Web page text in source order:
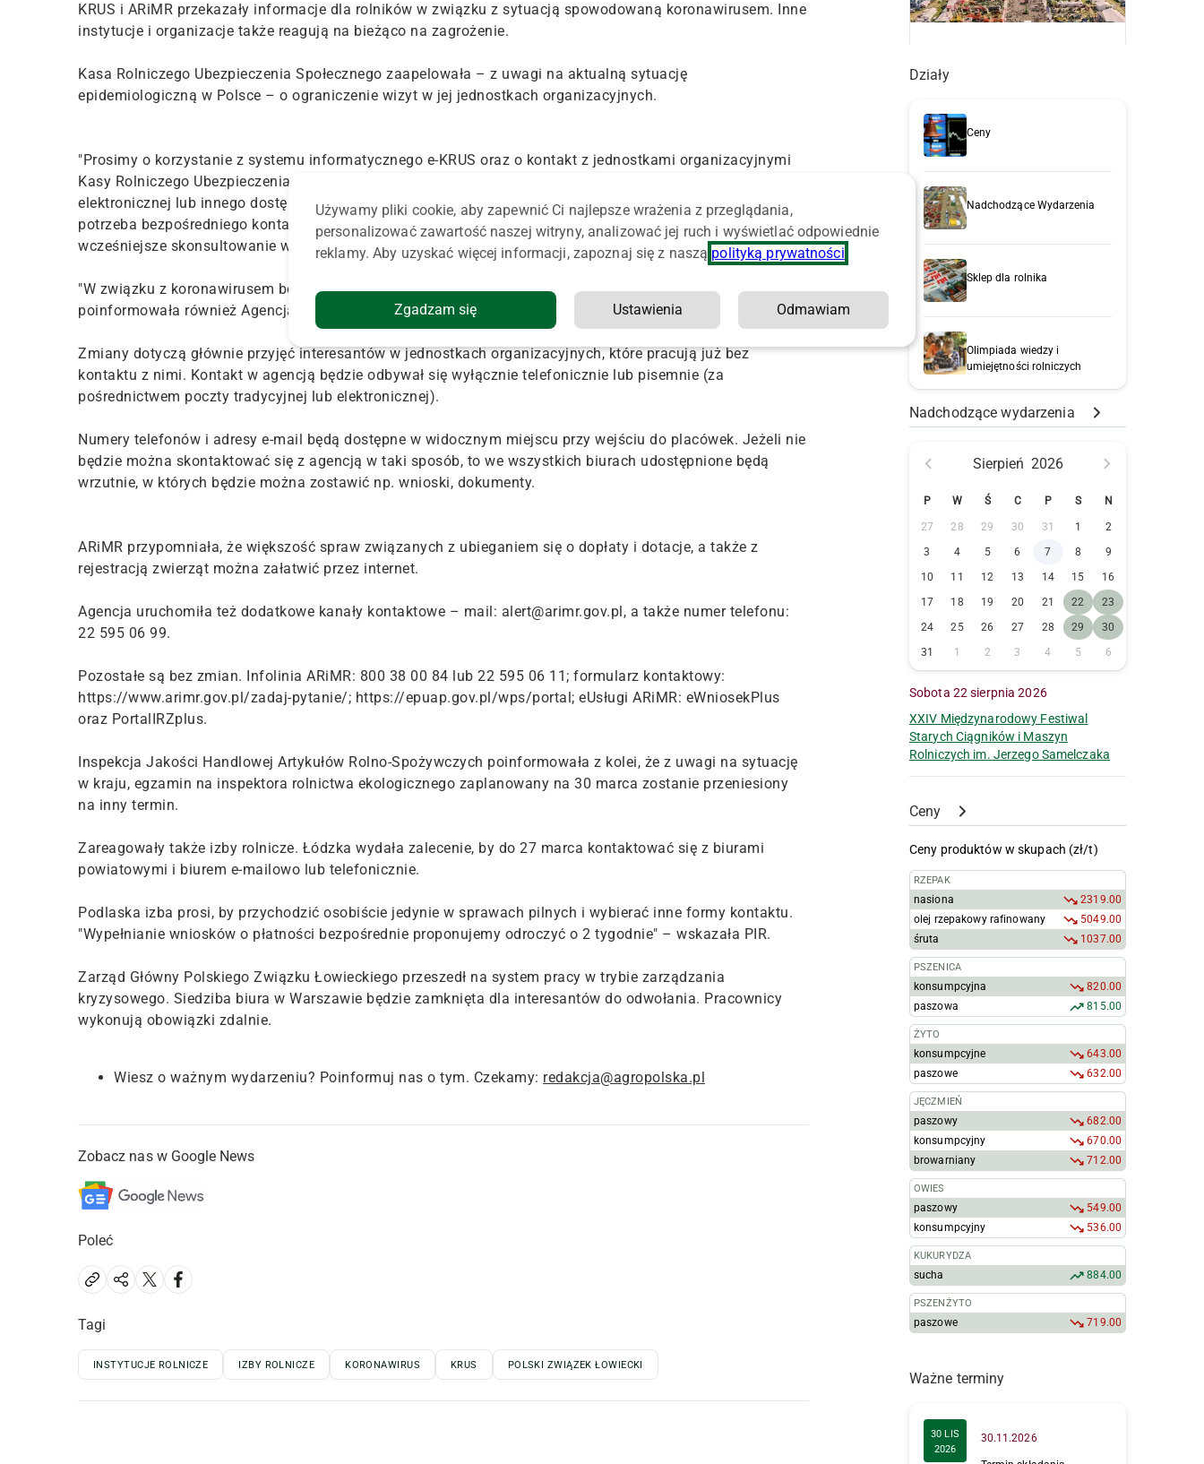
KRUS i ARiMR przekazały informacje dla rolników w związku z sytuacją spowodowaną koronawirusem. Inne
instytucje i organizacje także reagują na bieżąco na zagrożenie.
Kasa Rolniczego Ubezpieczenia Społecznego zaapelowała – z uwagi na aktualną sytuację
epidemiologiczną w Polsce – o ograniczenie wizyt w jej jednostkach organizacyjnych.
"Prosimy o korzystanie z systemu informatycznego e-KRUS oraz o kontakt z jednostkami organizacyjnymi
Kasy Rolniczego Ubezpieczenia Społecznego poprzez profil zaufany e-PUAP, za pomocą telefonu, poczty
elektronicznej lub innego dostępnego kanału komunikacji na odległość. Jeżeli zaistnieje, zdaniem Państwa,
potrzeba bezpośredniego kontaktu z pracownikami jednostek terenowych KRUS, bardzo prosimy o
wcześniejsze skonsultowanie wizyty telefonicznie" – czytamy w komunikacie.
"W związku z koronawirusem bezpośredni kontakt z ARiMR i powiatowymi biurami będzie utrudniony" –
poinformowała również Agencja Restrukturyzacji i Modernizacji Rolnictwa.
Zmiany dotyczą głównie przyjęć interesantów w jednostkach organizacyjnych, które pracują już bez
kontaktu z nimi. Kontakt w agencją będzie odbywał się wyłącznie telefonicznie lub pisemnie (za
pośrednictwem poczty tradycyjnej lub elektronicznej).
Numery telefonów i adresy e-mail będą dostępne w widocznym miejscu przy wejściu do placówek. Jeżeli nie
będzie można skontaktować się z agencją w taki sposób, to we wszystkich biurach udostępnione będą
wrzutnie, w których będzie można zostawić np. wnioski, dokumenty.
ARiMR przypomniała, że większość spraw związanych z ubieganiem się o dopłaty i dotacje, a także z
rejestracją zwierząt można załatwić przez internet.
Agencja uruchomiła też dodatkowe kanały kontaktowe – mail: alert@arimr.gov.pl, a także numer telefonu:
22 595 06 99.
Pozostałe są bez zmian. Infolinia ARiMR: 800 38 00 84 lub 22 595 06 11; formularz kontaktowy:
https://www.arimr.gov.pl/zadaj-pytanie/; https://epuap.gov.pl/wps/portal; eUsługi ARiMR: eWniosekPlus
oraz PortalIRZplus.
Inspekcja Jakości Handlowej Artykułów Rolno-Spożywczych poinformowała z kolei, że z uwagi na sytuację
w kraju, egzamin na inspektora rolnictwa ekologicznego zaplanowany na 30 marca zostanie przeniesiony
na inny termin.
Zareagowały także izby rolnicze. Łódzka wydała zalecenie, by do 27 marca kontaktować się z biurami
powiatowymi i biurem e-mailowo lub telefonicznie.
Podlaska izba prosi, by przychodzić osobiście jedynie w sprawach pilnych i wybierać inne formy kontaktu.
"Wypełnianie wniosków o płatności bezpośrednie proponujemy odroczyć o 2 tygodnie" – wskazała PIR.
Zarząd Główny Polskiego Związku Łowieckiego przeszedł na system pracy w trybie zarządzania
kryzysowego. Siedziba biura w Warszawie będzie zamknięta dla interesantów do odwołania. Pracownicy
wykonują obowiązki zdalnie.
Wiesz o ważnym wydarzeniu? Poinformuj nas o tym. Czekamy: redakcja@agropolska.pl
Zobacz nas w Google News
Poleć
Tagi
INSTYTUCJE ROLNICZE IZBY ROLNICZE KORONAWIRUS KRUS POLSKI ZWIĄZEK ŁOWIECKI
Działy
Ceny
Nadchodzące Wydarzenia
Sklep dla rolnika
Olimpiada wiedzy i
umiejętności rolniczych
Nadchodzące wydarzenia
Sierpień 2026
P W Ś C P S N
27 28 29 30 31 1
2
3
4 5 6 7 8
9
10
11 12 13 14 15
16
17
18 19 20 21 22
23
24
25 26 27 28 29
30
31
1 2 3 4 5 6
Sobota 22 sierpnia 2026
XXIV Międzynarodowy Festiwal
Starych Ciągników i Maszyn
Rolniczych im. Jerzego Samelczaka
Ceny
Ceny produktów w skupach (zł/t)
RZEPAK
nasiona
2319.00
olej rzepakowy rafinowany
5049.00
śruta
1037.00
PSZENICA
konsumpcyjna
820.00
paszowa
815.00
ŻYTO
konsumpcyjne
643.00
paszowe
632.00
JĘCZMIEŃ
paszowy
682.00
konsumpcyjny
670.00
browarniany
712.00
OWIES
paszowy
549.00
konsumpcyjny
536.00
KUKURYDZA
sucha 884.00
PSZENŻYTO
paszowe 719.00
Ważne terminy
30 LIS
2026
30.11.2026
Używamy pliki cookie, aby zapewnić Ci najlepsze wrażenia z przeglądania,
personalizować zawartość naszej witryny, analizować jej ruch i wyświetlać odpowiednie
reklamy. Aby uzyskać więcej informacji, zapoznaj się z naszą polityką prywatności
Zgadzam się Ustawienia Odmawiam